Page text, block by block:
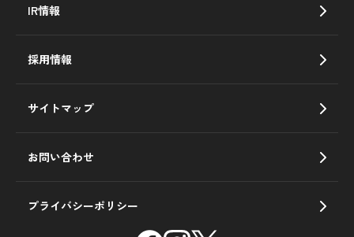
IR情報
採用情報
サイトマップ
お問い合わせ
プライバシーポリシー